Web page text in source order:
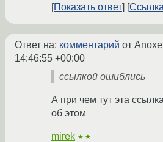
Показать ответ
Ответ на: комментарий от
14:46:55 +00:00
ссылкой ошиблись
А при чем тут эта
об этом
mirek ★★